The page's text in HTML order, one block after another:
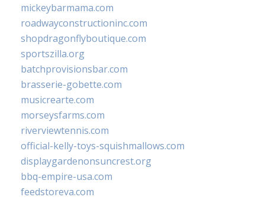
mickeybarmama.com
roadwayconstructioninc.com
shopdragonflyboutique.com
sportszilla.org
batchprovisionsbar.com
brasserie-gobette.com
musicrearte.com
morseysfarms.com
riverviewtennis.com
official-kelly-toys-squishmallows.com
displaygardenonsuncrest.org
bbq-empire-usa.com
feedstoreva.com